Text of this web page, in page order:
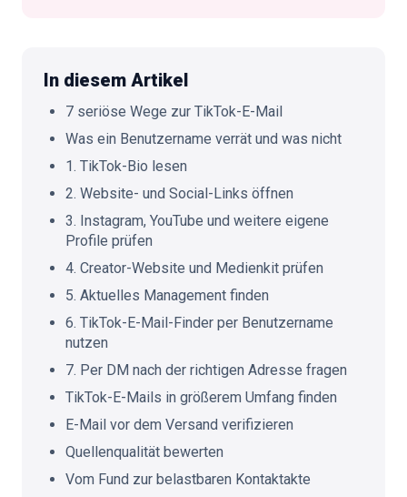
In diesem Artikel
7 seriöse Wege zur TikTok-E-Mail
Was ein Benutzername verrät und was nicht
1. TikTok-Bio lesen
2. Website- und Social-Links öffnen
3. Instagram, YouTube und weitere eigene
Profile prüfen
4. Creator-Website und Medienkit prüfen
5. Aktuelles Management finden
6. TikTok-E-Mail-Finder per Benutzername
nutzen
7. Per DM nach der richtigen Adresse fragen
TikTok-E-Mails in größerem Umfang finden
E-Mail vor dem Versand verifizieren
Quellenqualität bewerten
Vom Fund zur belastbaren Kontaktakte